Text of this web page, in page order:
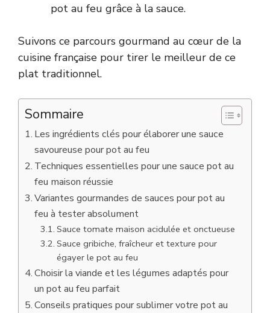
pot au feu grâce à la sauce.
Suivons ce parcours gourmand au cœur de la
cuisine française pour tirer le meilleur de ce
plat traditionnel.
Sommaire
Les ingrédients clés pour élaborer une sauce
savoureuse pour pot au feu
Techniques essentielles pour une sauce pot au
feu maison réussie
Variantes gourmandes de sauces pour pot au
feu à tester absolument
Sauce tomate maison acidulée et onctueuse
Sauce gribiche, fraîcheur et texture pour
égayer le pot au feu
Choisir la viande et les légumes adaptés pour
un pot au feu parfait
Conseils pratiques pour sublimer votre pot au